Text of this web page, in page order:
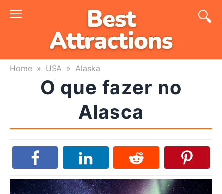
Skip
Home » USA » Alaska
O que fazer no
Alasca